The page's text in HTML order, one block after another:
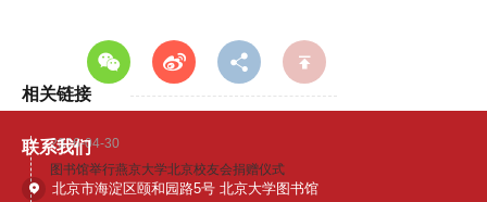
相关链接
2026-04-30
图书馆举行燕京大学北京校友会捐赠仪式
联系我们
北京市海淀区颐和园路5号 北京大学图书馆